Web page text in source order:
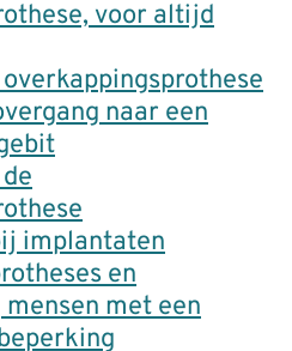
voor altijd
naar een
implantaten
en
met een